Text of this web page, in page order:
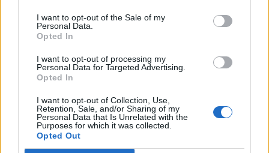
I want to opt-out of the Sale of my
Personal Data.
Opted In
I want to opt-out of processing my
Personal Data for Targeted Advertising.
Opted In
I want to opt-out of Collection, Use,
Retention, Sale, and/or Sharing of my
Personal Data that Is Unrelated with the
Purposes for which it was collected.
Opted Out
Elyna Robbs: Adéle és az örökölt árnyak
13. rész
Woody Allen megosztó zsenialitása